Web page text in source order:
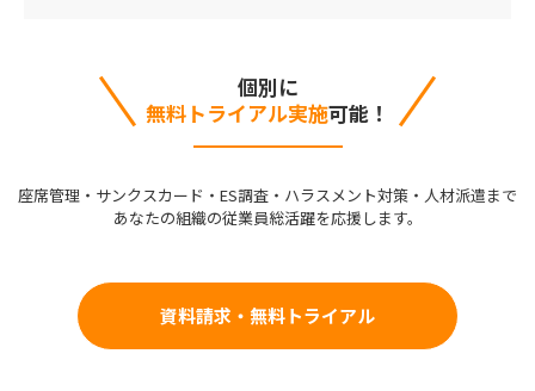
個別に
無料トライアル実施可能！
座席管理・サンクスカード・ES調査・ハラスメント対策・人材派遣まで
あなたの組織の従業員総活躍を応援します。
資料請求・無料トライアル